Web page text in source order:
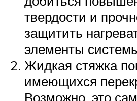
твердости и
защитить
элементы
Жидкая стяжка
имеющихся
Возможно, это